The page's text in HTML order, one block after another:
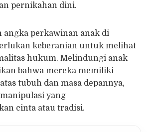
pernikahan dini.
angka perkawinan anak di
keberanian untuk melihat
hukum. Melindungi anak
bahwa mereka memiliki
tubuh dan masa depannya,
yang
cinta atau tradisi.